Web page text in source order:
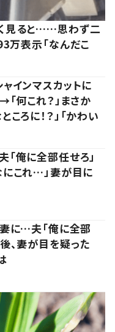
見ると……思わず二
万表示「なんだこ
インマスカットに
何これ？」まさか
ろに！？」「かわい
俺に全部任せろ」
にこれ…」妻が目に
に…夫「俺に全部
、妻が目を疑った